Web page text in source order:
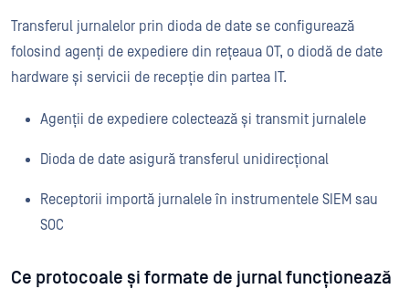
Transferul jurnalelor prin dioda de date se configurează
folosind agenți de expediere din rețeaua OT, o diodă de date
hardware și servicii de recepție din partea IT.
Agenții de expediere colectează și transmit jurnalele
Dioda de date asigură transferul unidirecțional
Receptorii importă jurnalele în instrumentele SIEM sau
SOC
Ce protocoale și formate de jurnal funcționează